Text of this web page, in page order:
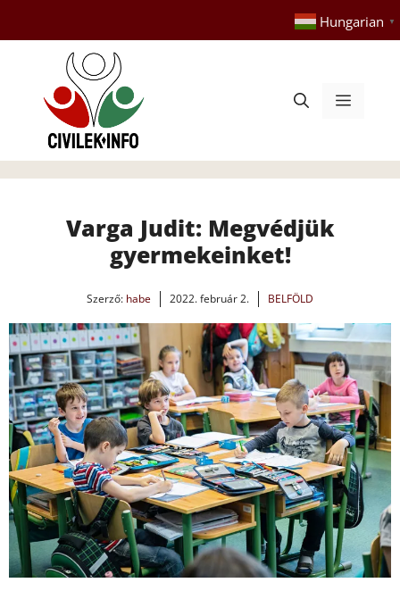
tartalomba
Hungarian ▼
Menü
Varga Judit: Megvédjük
gyermekeinket!
Szerző: habe 2022. február 2. BELFÖLD